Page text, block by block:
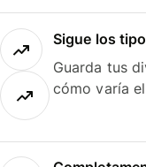
Sigue los
Guarda tus
cómo varía